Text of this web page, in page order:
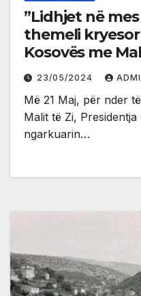
”Lidhjet në
themeli kryesor
Kosovës me
23/05/2024
Më 21 Maj, për nder
Malit të Zi,
ngarkuarin…